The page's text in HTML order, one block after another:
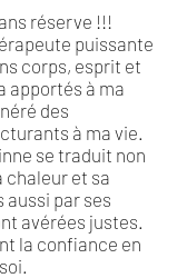
réserve !!!
puissante
corps, esprit et
apportés à ma
des
à ma vie.
se traduit non
chaleur et sa
par ses
avérées justes.
la confiance en